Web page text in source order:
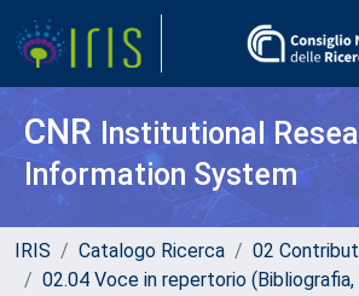
CNR Institutional
Information System
IRIS Catalogo Ricerca
02
02.04 Voce in repertorio (Bibliografia,